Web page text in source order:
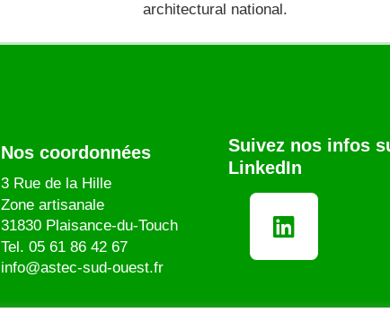
architectural national.
Nos coordonnées
3 Rue de la Hille
Zone artisanale
31830 Plaisance-du-Touch
Tel. 05 61 86 42 67
info@astec-sud-ouest.fr
Suivez nos infos
LinkedIn